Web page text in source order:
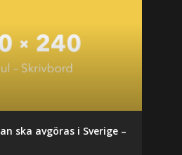
ska avgöras i Sverige –